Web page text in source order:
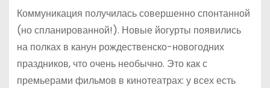
Коммуникация получилась совершенно спонтанной
(но спланированной!). Новые йогурты появились
на полках в канун рождественско-новогодних
праздников, что очень необычно. Это как с
премьерами фильмов в кинотеатрах: у всех есть